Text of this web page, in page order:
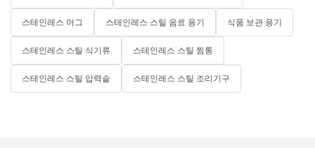
스테인레스 머그 스테인레스 스틸 음료 용기 식품 보관 용기
스테인레스 스틸 식기류 스테인레스 스틸 찜통
스테인레스 스틸 압력솥 스테인레스 스틸 조리기구